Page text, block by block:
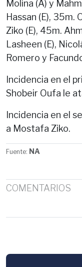
Molina (A) y
Hassan (E), 35m.
Ziko (E), 45m.
Lasheen (E),
Romero y
Incidencia en el
Shobeir Oufa le
Incidencia en el
a Mostafa Ziko.
Fuente: NA
COMENTARIOS